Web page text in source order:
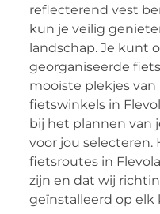
reflecterend vest
kun je veilig
landschap. Je kunt
georganiseerde
mooiste plekjes van
fietswinkels in
bij het plannen van
voor jou
fietsroutes in
zijn en dat wij
geïnstalleerd op elk